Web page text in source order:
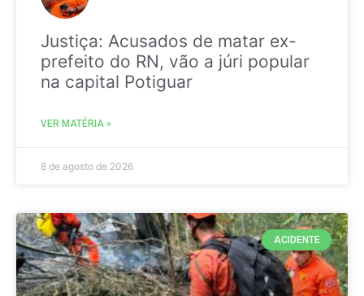
Justiça: Acusados de matar ex-
prefeito do RN, vão a júri popular
na capital Potiguar
VER MATÉRIA »
8 de agosto de 2026
ACIDENTE